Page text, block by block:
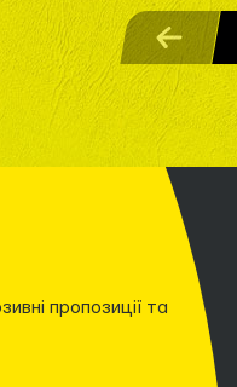
пропозиції та